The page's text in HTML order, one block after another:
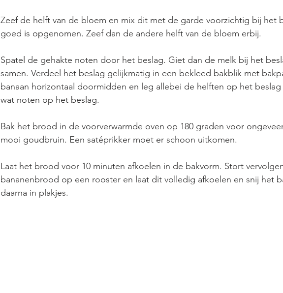
Zeef de helft van de bloem en mix dit met de garde voorzichtig bij het
goed is opgenomen. Zeef dan de andere helft van de bloem erbij.
Spatel de gehakte noten door het beslag. Giet dan de melk bij het
samen. Verdeel het beslag gelijkmatig in een bekleed bakblik met
banaan horizontaal doormidden en leg allebei de helften op het
wat noten op het beslag.
Bak het brood in de voorverwarmde oven op 180 graden voor
mooi goudbruin. Een satéprikker moet er schoon uitkomen.
Laat het brood voor 10 minuten afkoelen in de bakvorm. Stort
bananenbrood op een rooster en laat dit volledig afkoelen en snij het
daarna in plakjes.